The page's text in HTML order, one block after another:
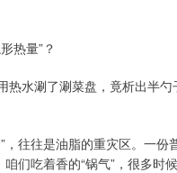
热量”？
水涮了涮菜盘，竟析出半
，往往是油脂的重灾区。一
们吃着香的“锅气”，很多时